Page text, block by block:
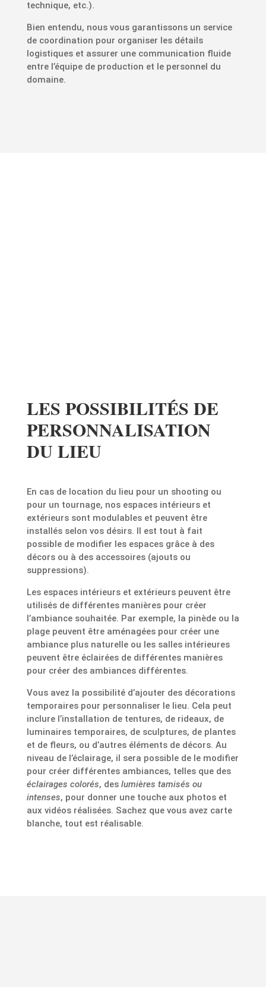
technique, etc.).
Bien entendu, nous vous garantissons un service
de coordination pour organiser les détails
logistiques et assurer une communication fluide
entre l’équipe de production et le personnel du
domaine.
LES POSSIBILITÉS DE
PERSONNALISATION
DU LIEU
En cas de location du lieu pour un shooting ou
pour un tournage, nos espaces intérieurs et
extérieurs sont modulables et peuvent être
installés selon vos désirs. Il est tout à fait
possible de modifier les espaces grâce à des
décors ou à des accessoires (ajouts ou
suppressions).
Les espaces intérieurs et extérieurs peuvent être
utilisés de différentes manières pour créer
l’ambiance souhaitée. Par exemple, la pinède ou la
plage peuvent être aménagées pour créer une
ambiance plus naturelle ou les salles intérieures
peuvent être éclairées de différentes manières
pour créer des ambiances différentes.
Vous avez la possibilité d’ajouter des décorations
temporaires pour personnaliser le lieu. Cela peut
inclure l’installation de tentures, de rideaux, de
luminaires temporaires, de sculptures, de plantes
et de fleurs, ou d’autres éléments de décors. Au
niveau de l’éclairage, il sera possible de le modifier
pour créer différentes ambiances, telles que des
éclairages colorés, des lumières tamisés ou
intenses, pour donner une touche aux photos et
aux vidéos réalisées. Sachez que vous avez carte
blanche, tout est réalisable.